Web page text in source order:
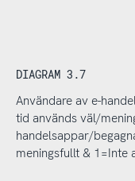
DIAGRAM 3.7
Användare av e-
tid används väl/
handelsappar/
meningsfullt & 1=Inte